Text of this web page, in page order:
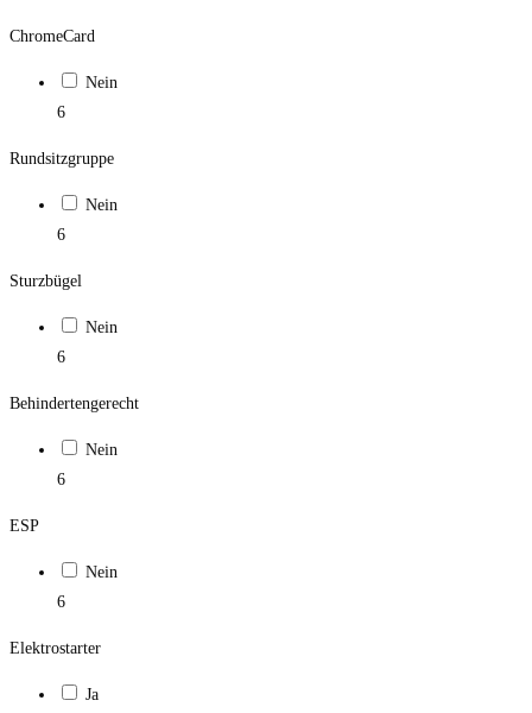
ChromeCard
Nein
6
Rundsitzgruppe
Nein
6
Sturzbügel
Nein
6
Behindertengerecht
Nein
6
ESP
Nein
6
Elektrostarter
Ja